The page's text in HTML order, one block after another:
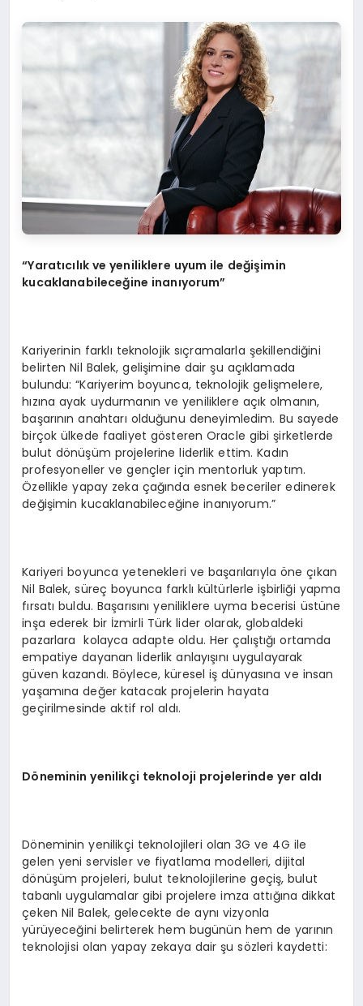
“Yaratıcılık ve yeniliklere uyum ile değişimin
kucaklanabileceğine inanıyorum”
Kariyerinin farklı teknolojik sıçramalarla şekillendiğini
belirten Nil Balek, gelişimine dair şu açıklamada
bulundu: “Kariyerim boyunca, teknolojik gelişmelere,
hızına ayak uydurmanın ve yeniliklere açık olmanın,
başarının anahtarı olduğunu deneyimledim. Bu sayede
birçok ülkede faaliyet gösteren Oracle gibi şirketlerde
bulut dönüşüm projelerine liderlik ettim. Kadın
profesyoneller ve gençler için mentorluk yaptım.
Özellikle yapay zeka çağında esnek beceriler edinerek
değişimin kucaklanabileceğine inanıyorum.”
Kariyeri boyunca yetenekleri ve başarılarıyla öne çıkan
Nil Balek, süreç boyunca farklı kültürlerle işbirliği yapma
fırsatı buldu. Başarısını yeniliklere uyma becerisi üstüne
inşa ederek bir İzmirli Türk lider olarak, globaldeki
pazarlara kolayca adapte oldu. Her çalıştığı ortamda
empatiye dayanan liderlik anlayışını uygulayarak
güven kazandı. Böylece, küresel iş dünyasına ve insan
yaşamına değer katacak projelerin hayata
geçirilmesinde aktif rol aldı.
Döneminin yenilikçi teknoloji projelerinde yer aldı
Döneminin yenilikçi teknolojileri olan 3G ve 4G ile
gelen yeni servisler ve fiyatlama modelleri, dijital
dönüşüm projeleri, bulut teknolojilerine geçiş, bulut
tabanlı uygulamalar gibi projelere imza attığına dikkat
çeken Nil Balek, gelecekte de aynı vizyonla
yürüyeceğini belirterek hem bugünün hem de yarının
teknolojisi olan yapay zekaya dair şu sözleri kaydetti: